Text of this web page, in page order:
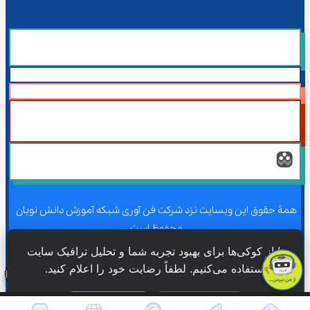
همۀ حقوق این وبسایت نزد شرکت فن آوری شبکه آموزش دانش نویان
محفوظ است.
همۀ حقوق این وبسایت نزد شرکت فن آوری شبکه آموزش دانش نویان
محفوظ است.
ما از کوکی‌ها برای بهبود تجربه شما و تحلیل ترافیک سایت
استفاده می‌کنیم. لطفاً رضایت خود را اعلام کنید.
فقط ضروری پذیرش همه